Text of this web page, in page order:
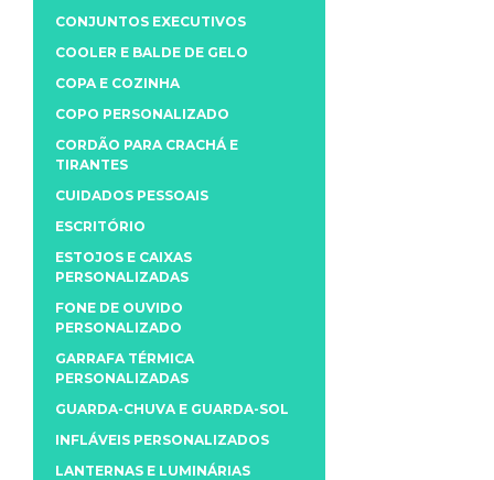
CONJUNTOS EXECUTIVOS
COOLER E BALDE DE GELO
COPA E COZINHA
COPO PERSONALIZADO
CORDÃO PARA CRACHÁ E
TIRANTES
CUIDADOS PESSOAIS
ESCRITÓRIO
ESTOJOS E CAIXAS
PERSONALIZADAS
FONE DE OUVIDO
PERSONALIZADO
GARRAFA TÉRMICA
PERSONALIZADAS
GUARDA-CHUVA E GUARDA-SOL
INFLÁVEIS PERSONALIZADOS
LANTERNAS E LUMINÁRIAS